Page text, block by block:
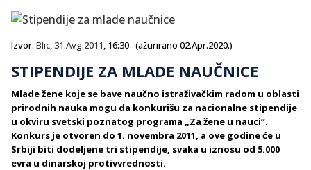
Izvor: Blic,31.Avg.2011, 16:30 (ažurirano 02.Apr.2020.)
STIPENDIJE ZA MLADE NAUČNICE
Mlade žene koje se bave naučno istraživačkim radom u oblasti
prirodnih nauka mogu da konkurišu za nacionalne stipendije
u okviru svetski poznatog programa „Za žene u nauci“.
Konkurs je otvoren do 1. novembra 2011, a ove godine će u
Srbiji biti dodeljene tri stipendije, svaka u iznosu od 5.000
evra u dinarskoj protivvrednosti.